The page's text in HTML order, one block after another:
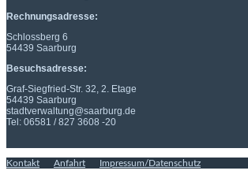
Rechnungsadresse:
Schlossberg 6
54439 Saarburg
Besuchsadresse:
Graf-Siegfried-Str. 32, 2. Etage
54439 Saarburg
stadtverwaltung@saarburg.de
Tel: 06581 / 827 3608 -20
Kontakt Anfahrt Impressum/Datenschutz